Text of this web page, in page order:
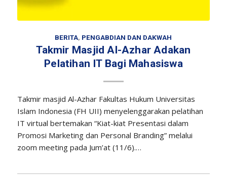
BERITA, PENGABDIAN DAN DAKWAH
Takmir Masjid Al-Azhar Adakan
Pelatihan IT Bagi Mahasiswa
Takmir masjid Al-Azhar Fakultas Hukum Universitas
Islam Indonesia (FH UII) menyelenggarakan pelatihan
IT virtual bertemakan “Kiat-kiat Presentasi dalam
Promosi Marketing dan Personal Branding” melalui
zoom meeting pada Jum’at (11/6).…